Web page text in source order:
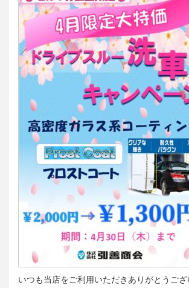
いつも当店をご利用いただきありがとうご